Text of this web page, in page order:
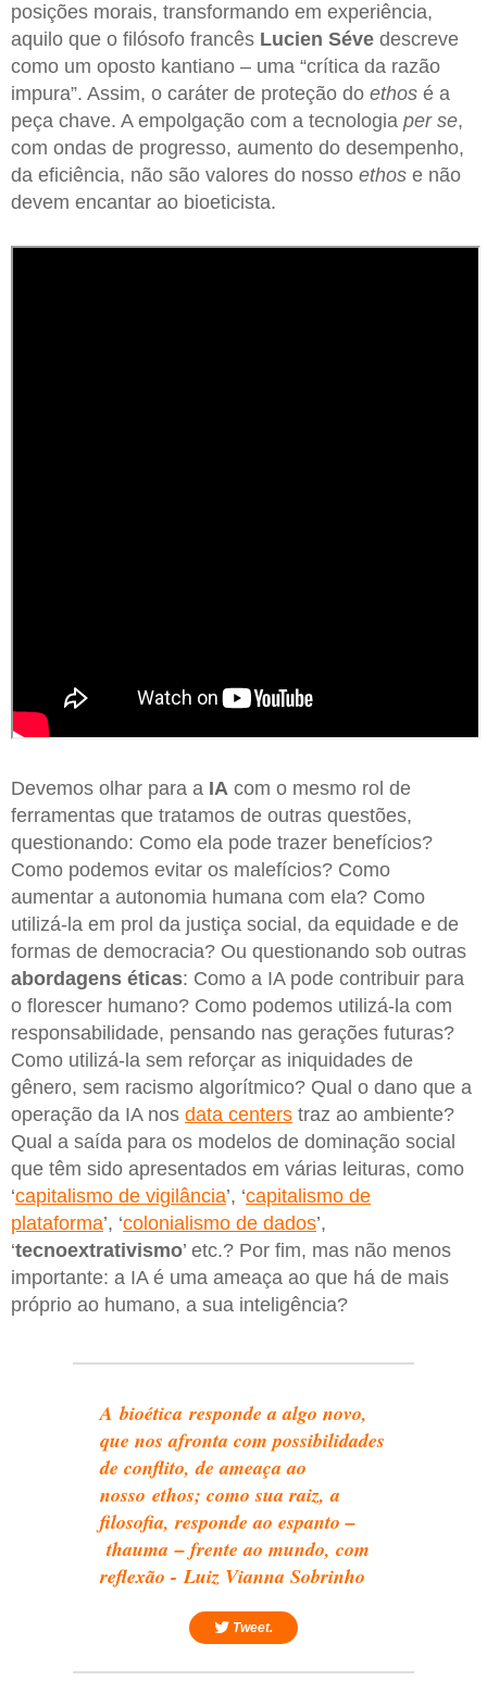
posições morais, transformando em experiência,
aquilo que o filósofo francês Lucien Séve descreve
como um oposto kantiano – uma “crítica da razão
impura”. Assim, o caráter de proteção do ethos é a
peça chave. A empolgação com a tecnologia per se,
com ondas de progresso, aumento do desempenho,
da eficiência, não são valores do nosso ethos e não
devem encantar ao bioeticista.
Devemos olhar para a IA com o mesmo rol de
ferramentas que tratamos de outras questões,
questionando: Como ela pode trazer benefícios?
Como podemos evitar os malefícios? Como
aumentar a autonomia humana com ela? Como
utilizá-la em prol da justiça social, da equidade e de
formas de democracia? Ou questionando sob outras
abordagens éticas: Como a IA pode contribuir para
o florescer humano? Como podemos utilizá-la com
responsabilidade, pensando nas gerações futuras?
Como utilizá-la sem reforçar as iniquidades de
gênero, sem racismo algorítmico? Qual o dano que a
operação da IA nos data centers traz ao ambiente?
Qual a saída para os modelos de dominação social
que têm sido apresentados em várias leituras, como
‘capitalismo de vigilância’, ‘capitalismo de
plataforma’, ‘colonialismo de dados’,
‘tecnoextrativismo’ etc.? Por fim, mas não menos
importante: a IA é uma ameaça ao que há de mais
próprio ao humano, a sua inteligência?
A bioética responde a algo novo,
que nos afronta com possibilidades
de conflito, de ameaça ao
nosso ethos; como sua raiz, a
filosofia, responde ao espanto –
thauma – frente ao mundo, com
reflexão - Luiz Vianna Sobrinho
Tweet.